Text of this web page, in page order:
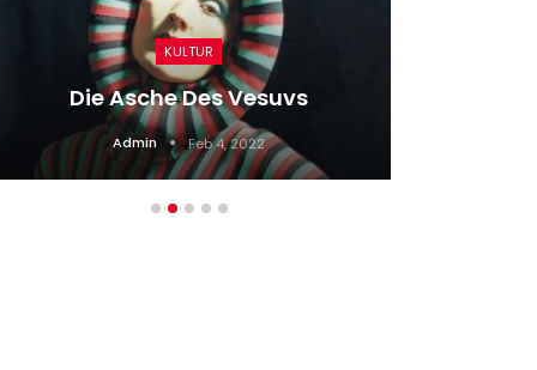
KULTUR
Die Asche Des Vesuvs
Admin Feb 4, 2022